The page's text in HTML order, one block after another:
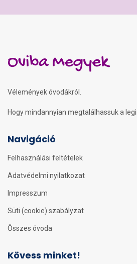
Oviba Megyek
Vélemények óvodákról.
Hogy mindannyian megtalálhassuk a
Navigáció
Felhasználási feltételek
Adatvédelmi nyilatkozat
Impresszum
Süti (cookie) szabályzat
Összes óvoda
Kövess minket!